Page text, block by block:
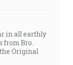
in all earthly
from Bro.
Original